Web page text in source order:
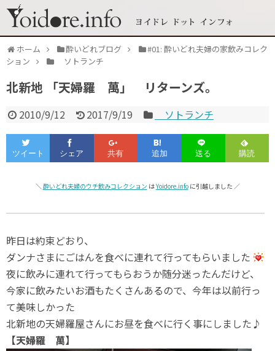
ホーム 酔いどれブログ
#01: 酔いどれ夫婦の家飲みコレク
ション
ソトランチ
北新地 「天婦羅 萬」 リターンズ。
2010/9/12 2017/9/19 ソトランチ
＼ 酔いどれ夫婦のウチ飲みコレクション はYoidore.infoに引越しました ／
昨日は約束どおり、
ダンナさまにごはんを食べに連れて行ってもらいました
夜に飲みに連れて行ってもらおうか随分迷ったんだけど、
今家に飲みたいお酒もたくさんあるので、今年は以前行っ
て美味しかった
北新地の天婦羅屋さんにお昼を食べに行く事にしました♪
【天婦羅 萬】